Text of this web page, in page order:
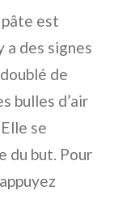
est
a des signes
de
bulles d’air
se
du but. Pour